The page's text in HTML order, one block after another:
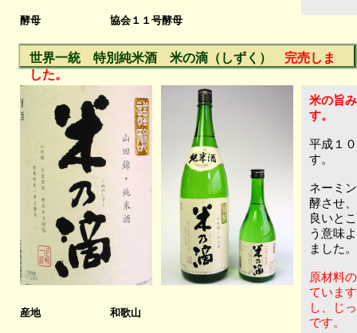
世界一統 特別純米酒 米の滴（しずく） 完売しま
した。
産地 和歌山
米の旨
す。
平成１
す。
ネーミ
酵させ
良いと
う意味
ました
原材料
ていま
し、じ
です。
酵母 協会１１号酵母